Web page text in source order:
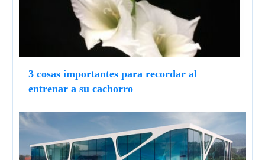
3 cosas importantes para recordar al
entrenar a su cachorro